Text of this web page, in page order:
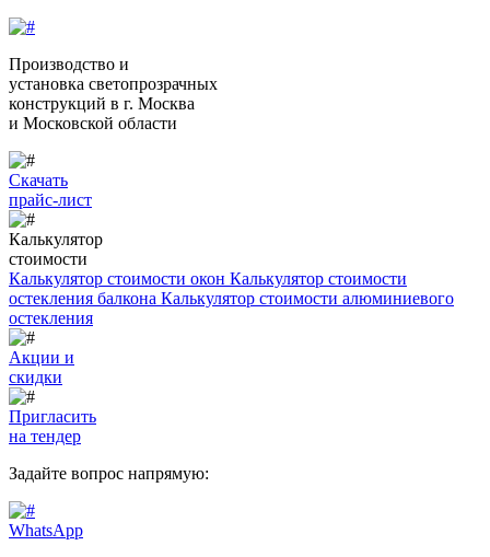
Производство и
установка светопрозрачных
конструкций в г. Москва
и Московской области
Скачать
прайс-лист
Калькулятор
стоимости
Калькулятор стоимости окон Калькулятор стоимости
остекления балкона Калькулятор стоимости алюминиевого
остекления
Акции и
скидки
Пригласить
на тендер
Задайте вопрос напрямую:
WhatsApp